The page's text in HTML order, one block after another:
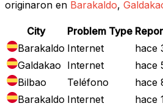
originaron en Barakaldo,
City Problem Type
Barakaldo Internet
hace
Galdakao Internet
hace
Bilbao
Teléfono
hace
Barakaldo Internet
hace